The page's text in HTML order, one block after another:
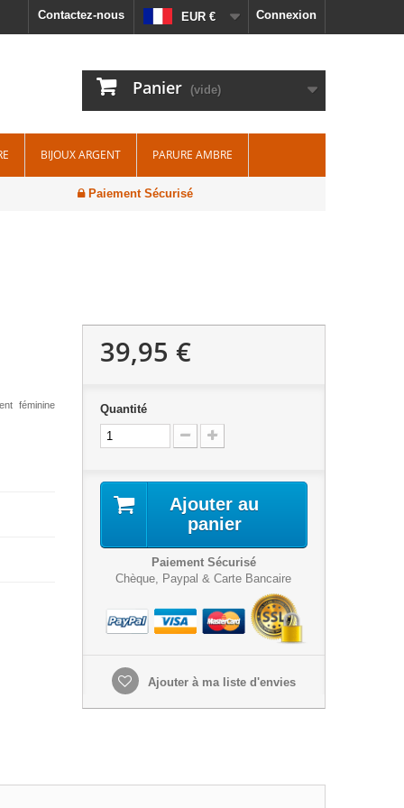
Connexion
EUR €
Contactez-nous
Panier (vide)
BIJOUX ARGENT PARURE AMBRE
Paiement Sécurisé
féminine
39,95 €
Quantité
Ajouter au
panier
Paiement Sécurisé
Chèque, Paypal & Carte Bancaire
Ajouter à ma liste d'envies